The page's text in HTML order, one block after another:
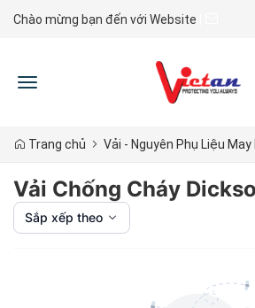
Chào mừng bạn đến với Website
Toggle
Trang chủ Vải - Nguyên Phụ Liệu May
Vải Chống Cháy
Sắp xếp theo